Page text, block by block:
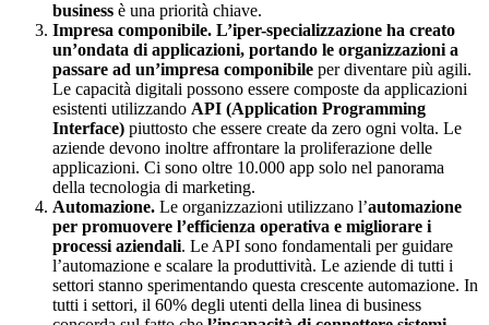
business è una priorità chiave.
Impresa componibile. L’iper-specializzazione ha creato
un’ondata di applicazioni, portando le organizzazioni a
passare ad un’impresa componibile per diventare più agili.
Le capacità digitali possono essere composte da applicazioni
esistenti utilizzando API (Application Programming
Interface) piuttosto che essere create da zero ogni volta. Le
aziende devono inoltre affrontare la proliferazione delle
applicazioni. Ci sono oltre 10.000 app solo nel panorama
della tecnologia di marketing.
Automazione. Le organizzazioni utilizzano l’automazione
per promuovere l’efficienza operativa e migliorare i
processi aziendali. Le API sono fondamentali per guidare
l’automazione e scalare la produttività. Le aziende di tutti i
settori stanno sperimentando questa crescente automazione. In
tutti i settori, il 60% degli utenti della linea di business